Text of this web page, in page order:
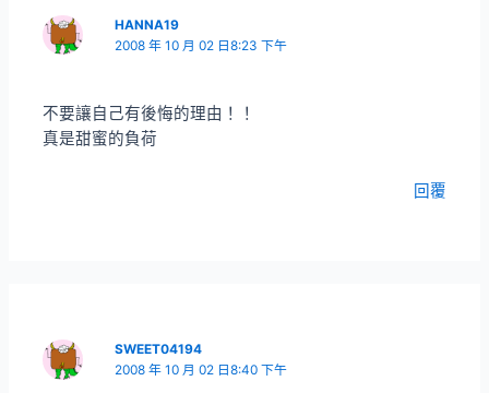
HANNA19
2008 年 10 月 02 日8:23 下午
不要讓自己有後悔的理由！！
真是甜蜜的負荷
回覆
SWEET04194
2008 年 10 月 02 日8:40 下午